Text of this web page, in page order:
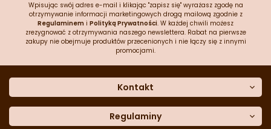
Wpisując swój adres e-mail i klikając "zapisz się" wyrażasz zgodę na
otrzymywanie informacji marketingowych drogą mailową zgodnie z
Regulaminem i Polityką Prywatności. W każdej chwili możesz
zrezygnować z otrzymywania naszego newslettera. Rabat na pierwsze
zakupy nie obejmuje produktów przecenionych i nie łączy się z innymi
promocjami.
Kontakt
Dane kontaktowe
Regulaminy